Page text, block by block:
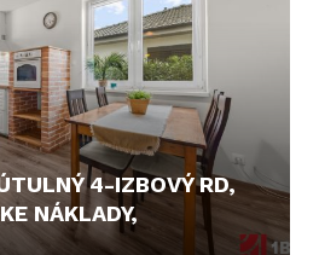
4-IZBOVÝ RD,
NÁKLADY,